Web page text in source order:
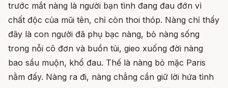
trước mắt nàng là người bạn tình đang đau đớn vì
chất độc của mũi tên, chỉ còn thoi thóp. Nàng chỉ thấy
đây là con người đã phụ bạc nàng, bỏ nàng sống
trong nỗi cô đơn và buồn tủi, gieo xuống đời nàng
bao sầu muộn, khổ đau. Thế là nàng bỏ mặc Paris
nằm đấy. Nàng ra đi, nàng chẳng cần giữ lời hứa tình